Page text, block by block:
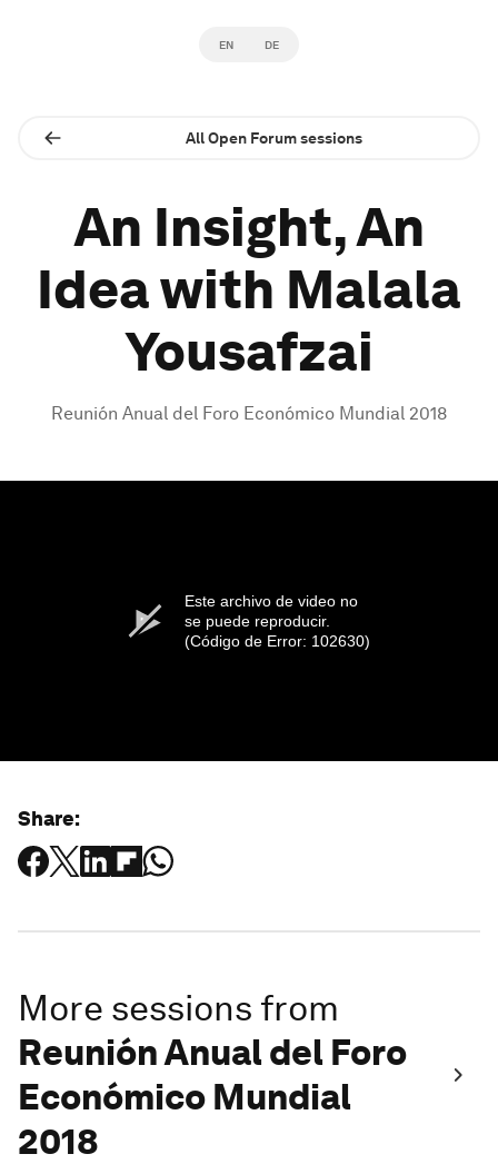
EN DE
All Open Forum sessions
An Insight, An
Idea with Malala
Yousafzai
Reunión Anual del Foro Económico Mundial 2018
Este archivo de video no
se puede reproducir.
(Código de Error: 102630)
Share:
More sessions from
Reunión Anual del Foro
Económico Mundial
2018